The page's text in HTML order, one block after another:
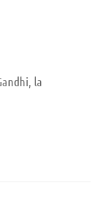
la